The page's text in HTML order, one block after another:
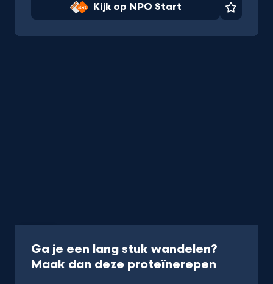
Kijk op NPO Start
Ga je een lang stuk wandelen?
Maak dan deze proteïnerepen